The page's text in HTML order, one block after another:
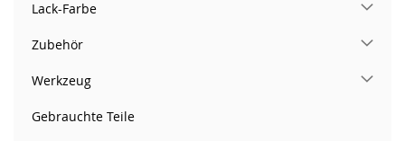
Lack-Farbe
Zubehör
Werkzeug
Gebrauchte Teile